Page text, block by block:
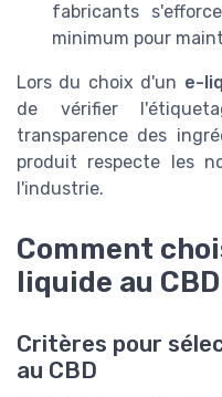
fabricants
minimum pour
Lors du choix d'un e-
de vérifier
transparence des
produit respecte les
l'industrie.
Comment
liquide au CBD
Critères pour
au CBD